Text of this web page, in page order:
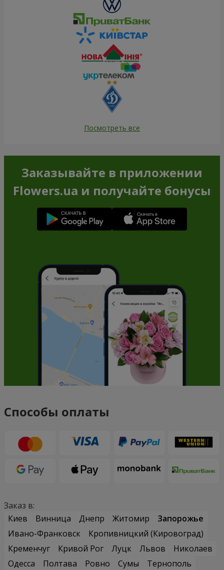
Посмотреть все
Заказывайте в приложении
Flowers.ua и получайте бонусы
Способы оплаты
Заказ в:
Киев
Винница Днепр Житомир
Запорожье
Ивано-Франковск
Кропивницкий (Кировоград)
Кременчуг
Кривой Рог Луцк Львов
Николаев
Одесса
Полтава Ровно Сумы
Тернополь